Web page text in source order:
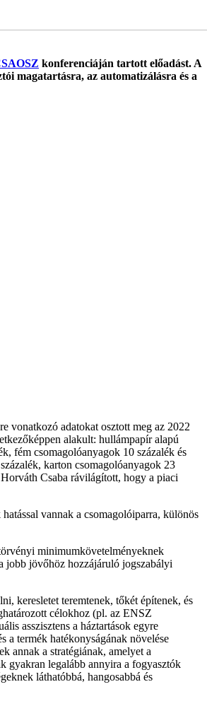
konferenciáján tartott előadást. A
magatartásra, az automatizálásra és a
vonatkozó adatokat osztott meg az 2022
alakult: hullámpapír alapú
fém csomagolóanyagok 10 százalék és
karton csomagolóanyagok 23
Csaba rávilágított, hogy a piaci
vannak a csomagolóiparra, különös
minimumkövetelményeknek
jobb jövőhöz hozzájáruló jogszabályi
keresletet teremtenek, tőkét építenek, és
célokhoz (pl. az ENSZ
asszisztens a háztartások egyre
a termék hatékonyságának növelése
annak a stratégiának, amelyet a
gyakran legalább annyira a fogyasztók
láthatóbbá, hangosabbá és